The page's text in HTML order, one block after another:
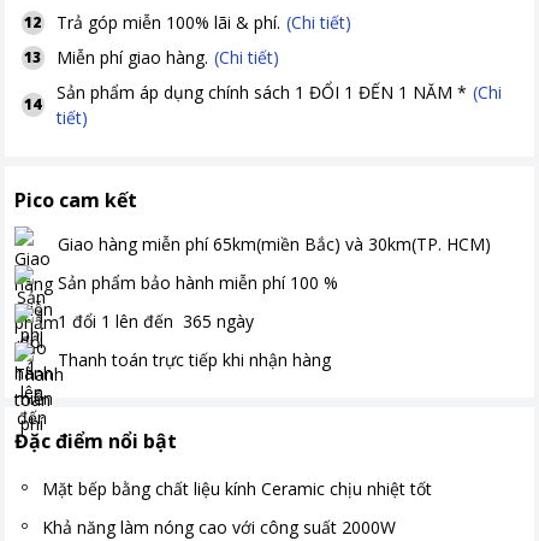
12 Trả góp miễn 100% lãi & phí. (Chi tiết)
13 Miễn phí giao hàng. (Chi tiết)
14
Sản phẩm áp dụng chính sách 1 ĐỔI 1 ĐẾN 1 NĂM * (Chi
tiết)
Pico cam kết
Giao hàng miễn phí 65km(miền Bắc) và 30km(TP. HCM)
Sản phẩm bảo hành miễn phí 100 %
1 đổi 1 lên đến 365 ngày
Thanh toán trực tiếp khi nhận hàng
Đặc điểm nổi bật
Mặt bếp bằng chất liệu kính Ceramic chịu nhiệt tốt
Khả năng làm nóng cao với công suất 2000W